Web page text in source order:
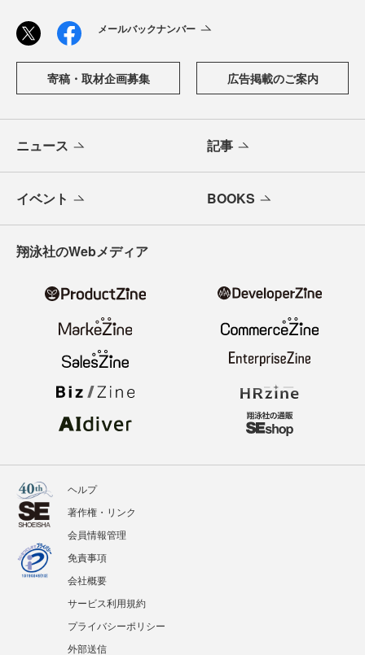
メールバックナンバー
寄稿・取材企画募集 広告掲載のご案内
ニュース 記事
イベント BOOKS
翔泳社のWebメディア
ヘルプ
著作権・リンク
会員情報管理
免責事項
会社概要
サービス利用規約
プライバシーポリシー
外部送信